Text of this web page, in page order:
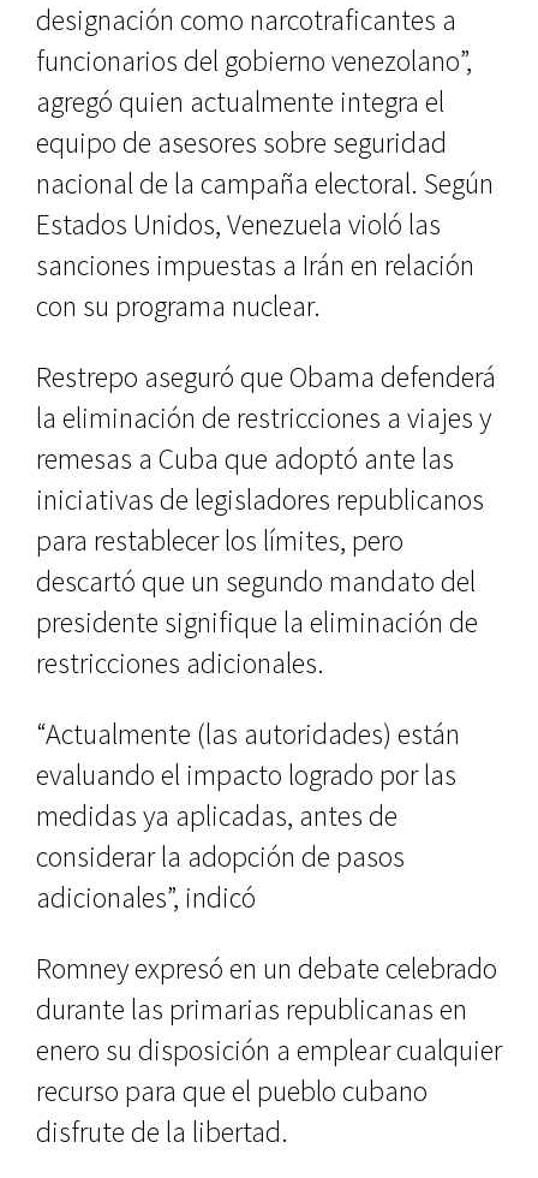
designación como narcotraficantes a
funcionarios del gobierno venezolano”,
agregó quien actualmente integra el
equipo de asesores sobre seguridad
nacional de la campaña electoral. Según
Estados Unidos, Venezuela violó las
sanciones impuestas a Irán en relación
con su programa nuclear.
Restrepo aseguró que Obama defenderá
la eliminación de restricciones a viajes y
remesas a Cuba que adoptó ante las
iniciativas de legisladores republicanos
para restablecer los límites, pero
descartó que un segundo mandato del
presidente signifique la eliminación de
restricciones adicionales.
“Actualmente (las autoridades) están
evaluando el impacto logrado por las
medidas ya aplicadas, antes de
considerar la adopción de pasos
adicionales”, indicó
Romney expresó en un debate celebrado
durante las primarias republicanas en
enero su disposición a emplear cualquier
recurso para que el pueblo cubano
disfrute de la libertad.